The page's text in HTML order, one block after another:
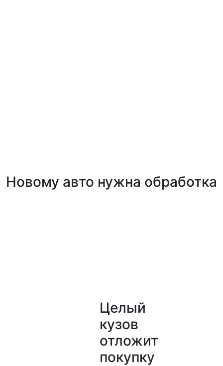
Новому авто нужна обработка
Целый
кузов
отложит
покупку